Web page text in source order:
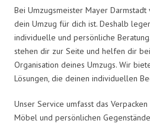
Bei Umzugsmeister Mayer
dein Umzug für dich ist. Deshalb
individuelle und persönliche
stehen dir zur Seite und helfen dir
Organisation deines Umzugs. Wir
Lösungen, die deinen individuellen
Unser Service umfasst das
Möbel und persönlichen